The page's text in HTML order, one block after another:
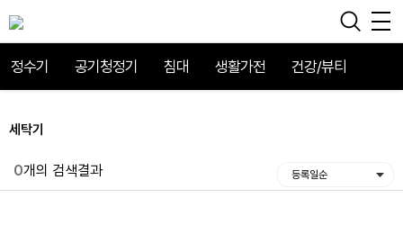
정수기 공기청정기 침대 생활가전 건강/뷰티
세탁기
0개의 검색결과 등록일순